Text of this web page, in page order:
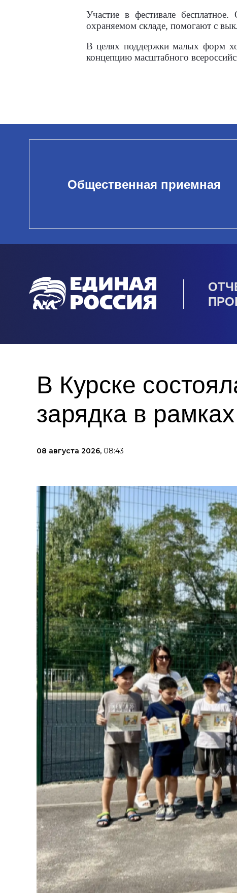
Участие в фестивале
охраняемом складе, помогают с
В целях поддержки малых форм
концепцию масштабного
Общественная приемная
В Курске
зарядка в
08 августа 2026, 08:43